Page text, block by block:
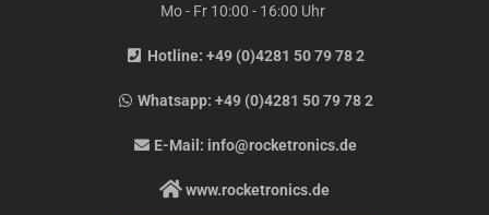
Mo - Fr 10:00 - 16:00 Uhr
Hotline: +49 (0)4281 50 79 78 2
Whatsapp:+49 (0)4281 50 79 78 2
E-Mail: info@rocketronics.de
www.rocketronics.de